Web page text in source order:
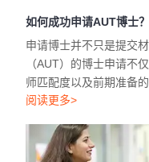
如何成功申请AUT博士
申请博士并不只是提交
（AUT）的博士申请不
师匹配度以及前期准备的
阅读更多>